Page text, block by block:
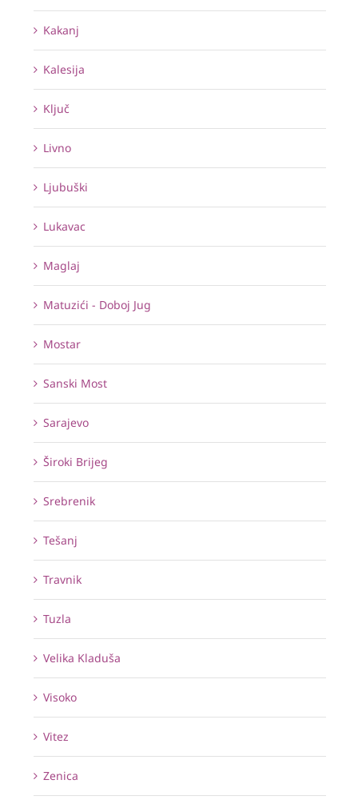
Kakanj
Kalesija
Ključ
Livno
Ljubuški
Lukavac
Maglaj
Matuzići - Doboj Jug
Mostar
Sanski Most
Sarajevo
Široki Brijeg
Srebrenik
Tešanj
Travnik
Tuzla
Velika Kladuša
Visoko
Vitez
Zenica